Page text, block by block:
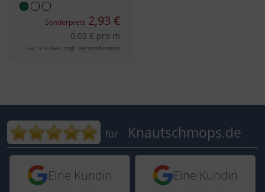
Sonderpreis 2,93 €
0,02 € pro m
inkl. 19 % MwSt. zzgl. Versandkosten
Bewertungen für Knautschmops.de:
für Knautschmops.de
5 von 5 Sternen von einer Kundin vor
Eine Kundin 5 von 5 Sternen
Eine Kundin